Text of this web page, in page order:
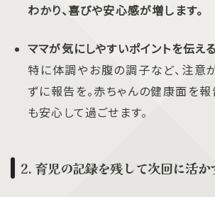
わかり、喜びや安心感が増します。
ママが気にしやすいポイントを伝える
特に体調やお腹の調子など、注意
ずに報告を。赤ちゃんの健康面を報
も安心して過ごせます。
2. 育児の記録を残して次回に活か